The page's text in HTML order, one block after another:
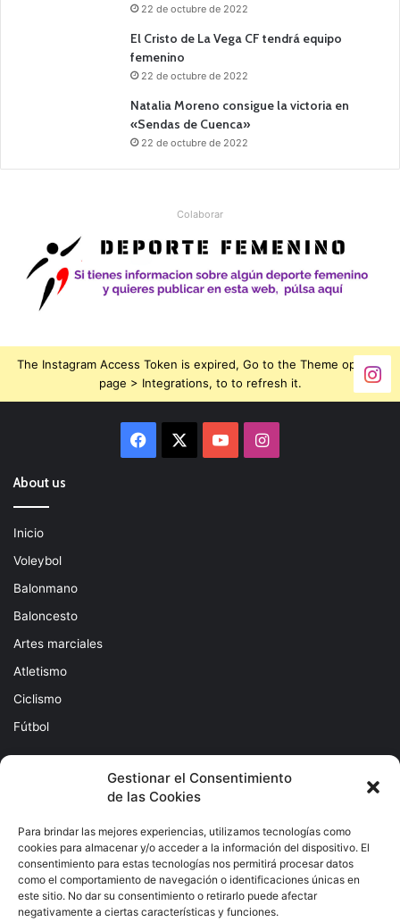
Gestionar el Consentimiento
de las Cookies
Para brindar las mejores experiencias, utilizamos tecnologías como
cookies para almacenar y/o acceder a la información del dispositivo. El
consentimiento para estas tecnologías nos permitirá procesar datos
como el comportamiento de navegación o identificaciones únicas en
este sitio. No dar su consentimiento o retirarlo puede afectar
negativamente a ciertas características y funciones.
22 de octubre de 2022
El Cristo de La Vega CF tendrá equipo
femenino
22 de octubre de 2022
Natalia Moreno consigue la victoria en
«Sendas de Cuenca»
22 de octubre de 2022
Colaborar
The Instagram Access Token is expired, Go to the Theme options
page > Integrations, to to refresh it.
Facebook YouTubeInstagram
About us
Inicio
Voleybol
Balonmano
Baloncesto
Artes marciales
Atletismo
Ciclismo
Fútbol
Subscribete